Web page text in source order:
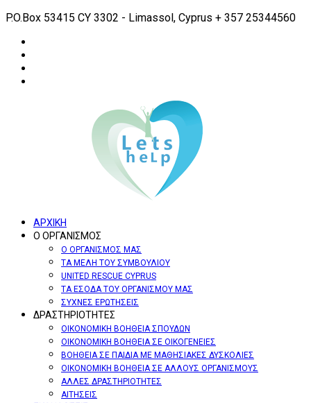
P.O.Box 53415 CY 3302 - Limassol, Cyprus + 357 25344560
ΑΡΧΙΚΗ
Ο ΟΡΓΑΝΙΣΜΟΣ
Ο ΟΡΓΑΝΙΣΜΟΣ ΜΑΣ
ΤΑ ΜΕΛΗ ΤΟΥ ΣΥΜΒΟΥΛΙΟΥ
UNITED RESCUE CYPRUS
ΤΑ ΕΣΟΔΑ ΤΟΥ ΟΡΓΑΝΙΣΜΟΥ ΜΑΣ
ΣΥΧΝΕΣ ΕΡΩΤΗΣΕΙΣ
ΔΡΑΣΤΗΡΙΟΤΗΤΕΣ
ΟΙΚΟΝΟΜΙΚΗ ΒΟΗΘΕΙΑ ΣΠΟΥΔΩΝ
ΟΙΚΟΝΟΜΙΚΗ ΒΟΗΘΕΙΑ ΣΕ ΟΙΚΟΓΕΝΕΙΕΣ
ΒΟΗΘΕΙΑ ΣΕ ΠΑΙΔΙΑ ΜΕ ΜΑΘΗΣΙΑΚΕΣ ΔΥΣΚΟΛΙΕΣ
ΟΙΚΟΝΟΜΙΚΗ ΒΟΗΘΕΙΑ ΣΕ ΑΛΛΟΥΣ ΟΡΓΑΝΙΣΜΟΥΣ
ΑΛΛΕΣ ΔΡΑΣΤΗΡΙΟΤΗΤΕΣ
ΑΙΤΗΣΕΙΣ